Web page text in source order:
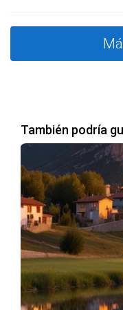
puedes recibir
en tu propiedad
propiedad puede
marketing según el
CASOS DE
Para ilustrar cómo
la experiencia de
reales que destacan
Caso 1: La venta
También podría